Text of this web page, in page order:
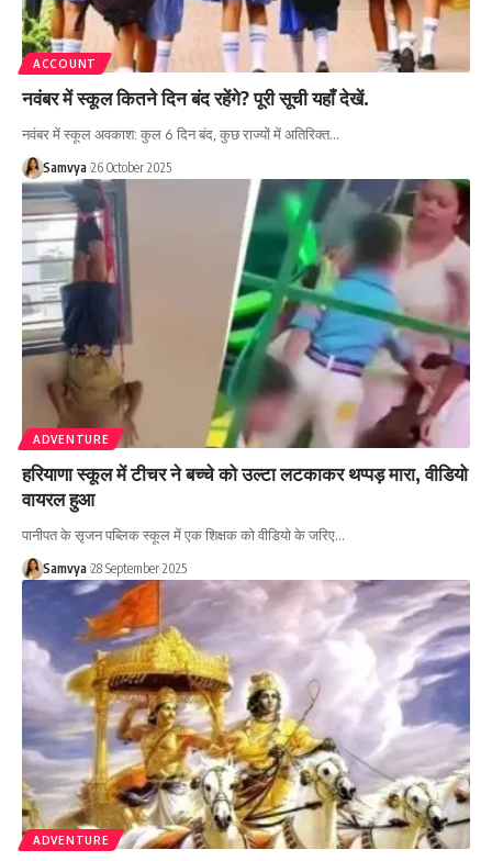
ACCOUNT
नवंबर में स्कूल कितने दिन बंद रहेंगे? पूरी सूची यहाँ देखें.
नवंबर में स्कूल अवकाश: कुल 6 दिन बंद, कुछ राज्यों में अतिरिक्त…
Samvya 26 October 2025
ADVENTURE
हरियाणा स्कूल में टीचर ने बच्चे को उल्टा लटकाकर थप्पड़ मारा, वीडियो
वायरल हुआ
पानीपत के सृजन पब्लिक स्कूल में एक शिक्षक को वीडियो के जरिए…
Samvya 28 September 2025
ADVENTURE